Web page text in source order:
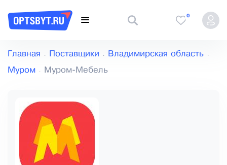
0
Главная Поставщики Владимирская область
Муром Муром-Мебель